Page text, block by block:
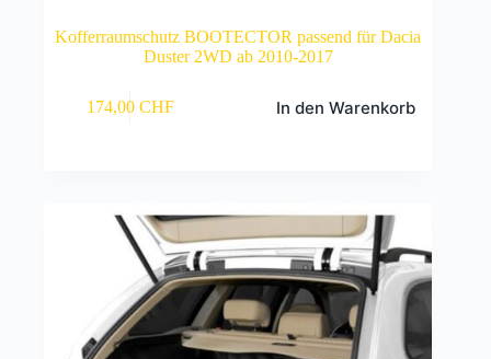
Kofferraumschutz BOOTECTOR passend für Dacia
Duster 2WD ab 2010-2017
174,00 CHF In den Warenkorb